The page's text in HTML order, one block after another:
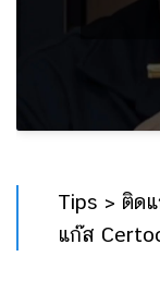
Tips > ติด
แก๊ส